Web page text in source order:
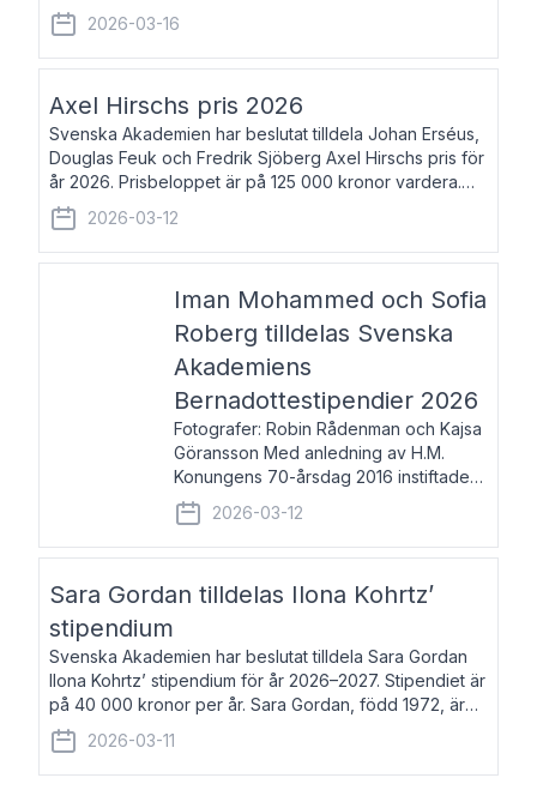
språkforskning och språkvård till minne av Carl Gabriel
och Karin Forsberg för år 2026. Prissumma
2026-03-16
Axel Hirschs pris 2026
Svenska Akademien har beslutat tilldela Johan Erséus,
Douglas Feuk och Fredrik Sjöberg Axel Hirschs pris för
år 2026. Prisbeloppet är på 125 000 kronor vardera.
Johan Erséus, född 1959, är fackboksförfattare och
journalist med mångårigt för
2026-03-12
Iman Mohammed och Sofia
Roberg tilldelas Svenska
Akademiens
Bernadottestipendier 2026
Fotografer: Robin Rådenman och Kajsa
Göransson Med anledning av H.M.
Konungens 70-årsdag 2016 instiftade
fem av de kungliga akademierna det så
kallade Bernadotteprogrammet med
syfte att genom stipendier erbjuda stöd
2026-03-12
Sara Gordan tilldelas Ilona Kohrtz’
stipendium
Svenska Akademien har beslutat tilldela Sara Gordan
Ilona Kohrtz’ stipendium för år 2026–2027. Stipendiet är
på 40 000 kronor per år. Sara Gordan, född 1972, är
författare och översättare. Hon debuterade 2006 med
det prosalyriska verket En
2026-03-11